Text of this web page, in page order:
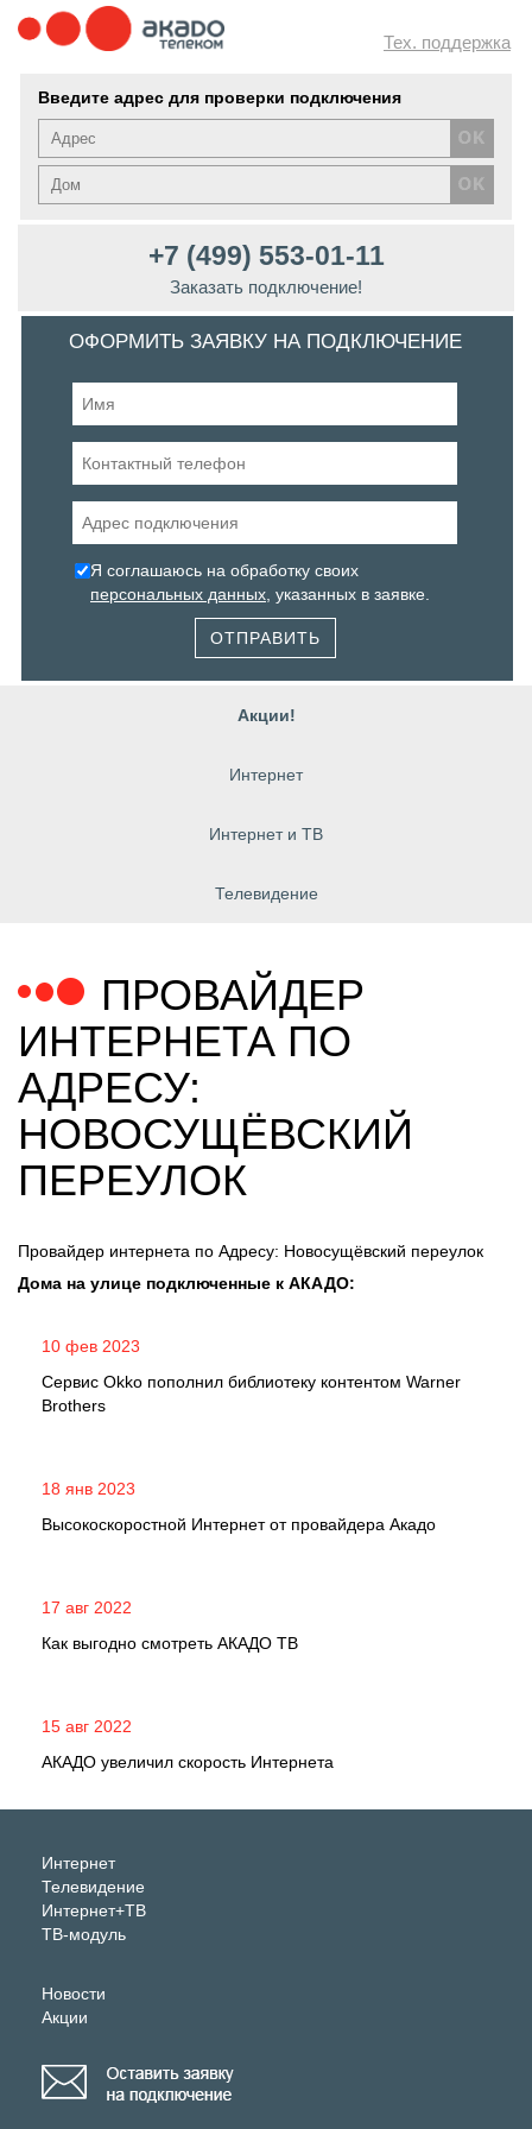
Тех. поддержка
Введите адрес для проверки подключения
+7 (499) 553-01-11
Заказать подключение!
ОФОРМИТЬ ЗАЯВКУ НА ПОДКЛЮЧЕНИЕ
Я соглашаюсь на обработку своих
персональных данных , указанных в заявке.
ОТПРАВИТЬ
Акции!
Интернет
Интернет и ТВ
Телевидение
ПРОВАЙДЕР
ИНТЕРНЕТА ПО
АДРЕСУ:
НОВОСУЩЁВСКИЙ
ПЕРЕУЛОК
Провайдер интернета по Адресу: Новосущёвский переулок
Дома на улице подключенные к АКАДО:
10 фев 2023
Сервис Okko пополнил библиотеку контентом Warner
Brothers
18 янв 2023
Высокоскоростной Интернет от провайдера Акадо
17 авг 2022
Как выгодно смотреть АКАДО ТВ
15 авг 2022
АКАДО увеличил скорость Интернета
Интернет
Телевидение
Интернет+ТВ
ТВ-модуль
Новости
Акции